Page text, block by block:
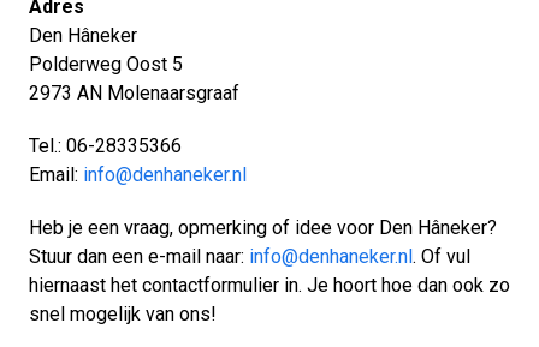
Adres
Den Hâneker
Polderweg Oost 5
2973 AN Molenaarsgraaf
Tel.: 06-28335366
Email: info@denhaneker.nl
Heb je een vraag, opmerking of idee voor Den Hâneker?
Stuur dan een e-mail naar: info@denhaneker.nl. Of vul
hiernaast het contactformulier in. Je hoort hoe dan ook zo
snel mogelijk van ons!